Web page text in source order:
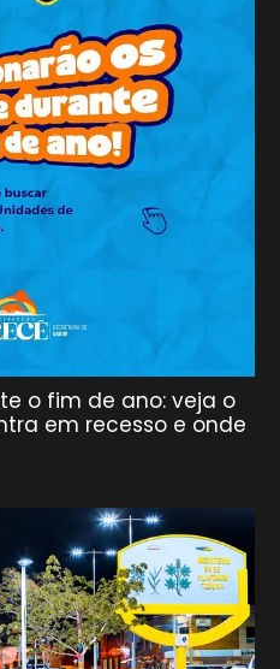
o fim de ano: veja o
em recesso e onde